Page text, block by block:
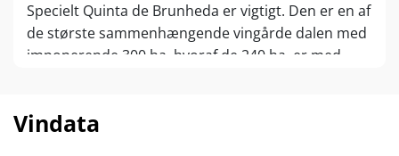
Specielt Quinta de Brunheda er vigtigt. Den er en af
de største sammenhængende vingårde dalen med
imponerende 300 ha. hvoraf de 240 ha. er med
usædvanligt da hovedparten af dalen dyrker røde
Vindata